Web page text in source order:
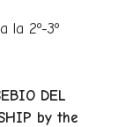
la 2º-3º
DEL
by the